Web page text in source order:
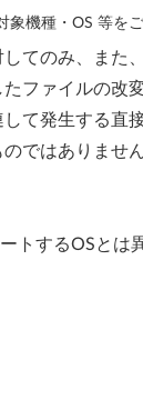
機種・OS 等を
てのみ、また
ファイルの改
て発生する直
ではありません
トするOSとは